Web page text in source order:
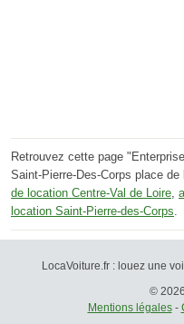
Retrouvez cette page
Saint-Pierre-Des-Corps place
de location Centre-Val de Loire,
location Saint-Pierre-des-Corps.
LocaVoiture.fr : louez une
© 2026
Mentions légales-